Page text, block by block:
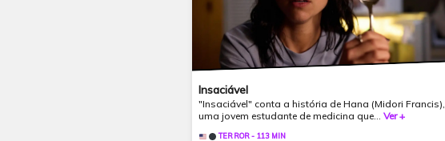
Insaciável
"Insaciável" conta a história de Hana (Midori Francis),
uma jovem estudante de medicina que... Ver +
TERROR - 113 MIN